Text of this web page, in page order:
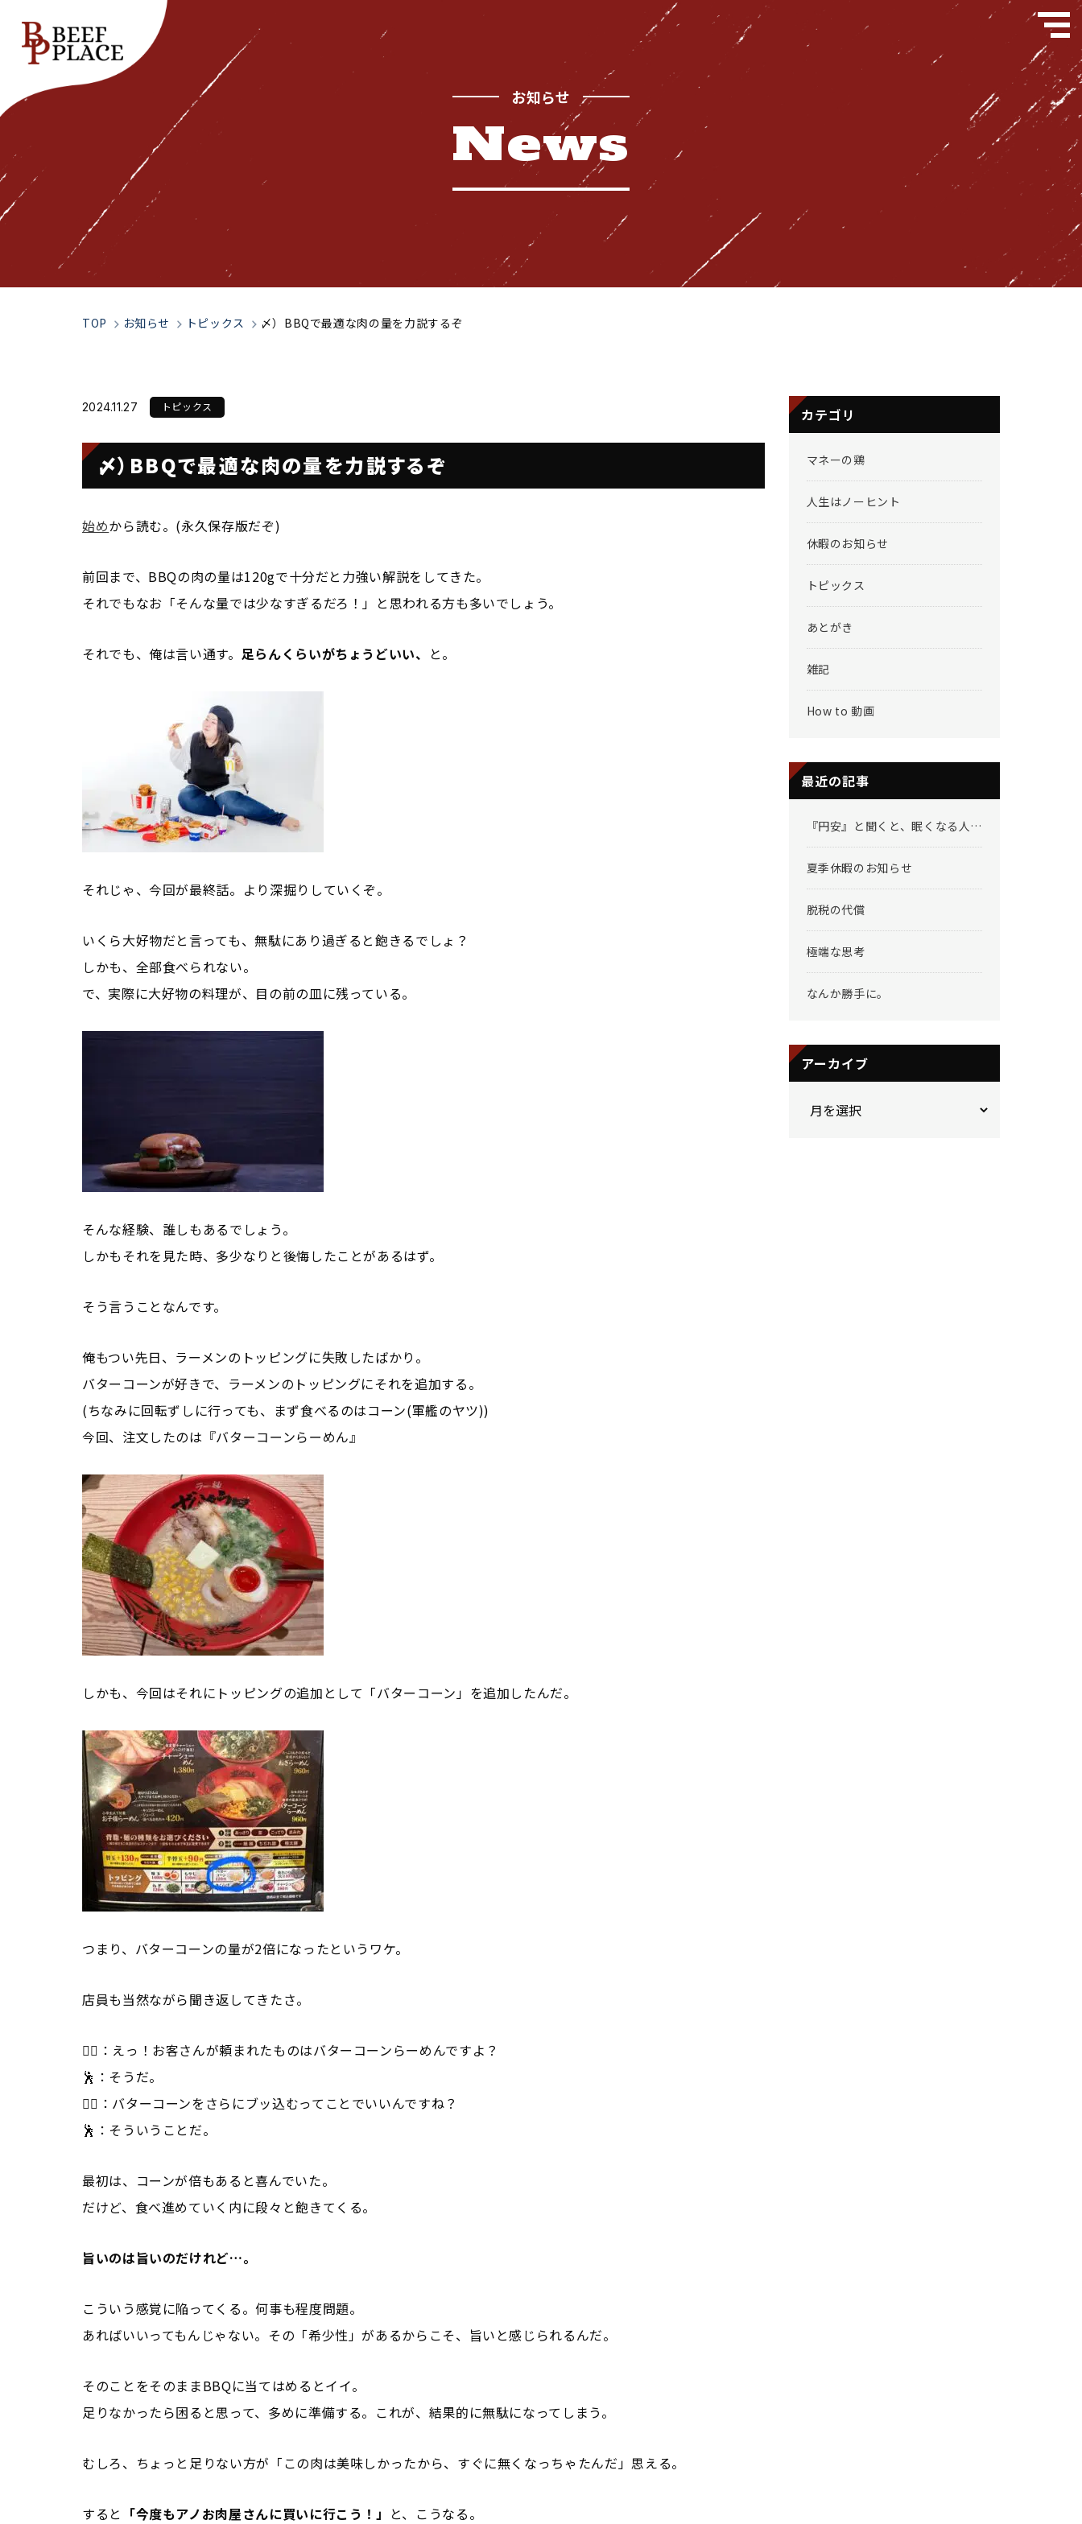
Sustainability
SDGsの取り組み
Safety
Recruitment
採用情報
Contact
お問い合わせ
お知らせ
News
TOP お知らせ トピックス 〆）BBQで最適な肉の量を力説するぞ
2024.11.27 トピックス
〆）BBQで最適な肉の量を力説するぞ
始めから読む。(永久保存版だぞ)
前回まで、BBQの肉の量は120gで十分だと力強い解説をしてきた。
それでもなお「そんな量では少なすぎるだろ！」と思われる方も多いでしょう。
それでも、俺は言い通す。 足らんくらいがちょうどいい、 と。
それじゃ、今回が最終話。より深掘りしていくぞ。
いくら大好物だと言っても、無駄にあり過ぎると飽きるでしょ？
しかも、全部食べられない。
で、実際に大好物の料理が、目の前の皿に残っている。
そんな経験、誰しもあるでしょう。
しかもそれを見た時、多少なりと後悔したことがあるはず。
そう言うことなんです。
俺もつい先日、ラーメンのトッピングに失敗したばかり。
バターコーンが好きで、ラーメンのトッピングにそれを追加する。
(ちなみに回転ずしに行っても、まず食べるのはコーン(軍艦のヤツ))
今回、注文したのは『バターコーンらーめん』
しかも、今回はそれにトッピングの追加として「バターコーン」を追加したんだ。
つまり、バターコーンの量が2倍になったというワケ。
店員も当然ながら聞き返してきたさ。
🧝‍♀️：えっ！お客さんが頼まれたものはバターコーンらーめんですよ？
🕺：そうだ。
🧝‍♀️：バターコーンをさらにブッ込むってことでいいんですね？
🕺：そういうことだ。
最初は、コーンが倍もあると喜んでいた。
だけど、食べ進めていく内に段々と飽きてくる。
旨いのは旨いのだけれど…。
こういう感覚に陥ってくる。何事も程度問題。
あればいいってもんじゃない。その「希少性」があるからこそ、旨いと感じられるんだ。
そのことをそのままBBQに当てはめるとイイ。
足りなかったら困ると思って、多めに準備する。これが、結果的に無駄になってしまう。
むしろ、ちょっと足りない方が「この肉は美味しかったから、すぐに無くなっちゃたんだ」思える。
すると 「今度もアノお肉屋さんに買いに行こう！」 と、こうなる。
カテゴリ
マネーの鶏
人生はノーヒント
休暇のお知らせ
トピックス
あとがき
雑記
How to 動画
最近の記事
『円安』と聞くと、眠くなる人へ
夏季休暇のお知らせ
脱税の代償
極端な思考
なんか勝手に。
アーカイブ